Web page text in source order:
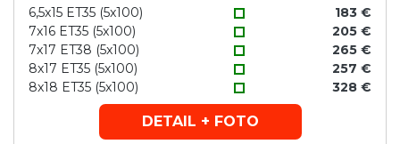
6,5x15 ET35 (5x100)
183 €
7x16 ET35 (5x100)
205 €
7x17 ET38 (5x100)
265 €
8x17 ET35 (5x100)
257 €
8x18 ET35 (5x100)
328 €
DETAIL + FOTO